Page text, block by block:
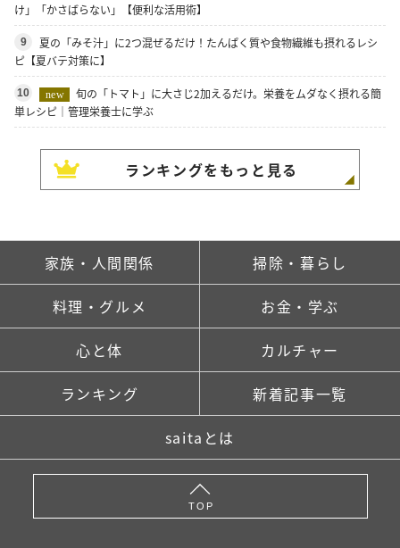
け」「かさばらない」【便利な活用術】
9
夏の「みそ汁」に2つ混ぜるだけ！たんぱく質や食物繊維も摂れるレシ
ピ【夏バテ対策に】
10 new
旬の「トマト」に大さじ2加えるだけ。栄養をムダなく摂れる簡
単レシピ｜管理栄養士に学ぶ
ランキングをもっと見る
家族・人間関係 掃除・暮らし
料理・グルメ お金・学ぶ
心と体 カルチャー
ランキング 新着記事一覧
saitaとは
TOP